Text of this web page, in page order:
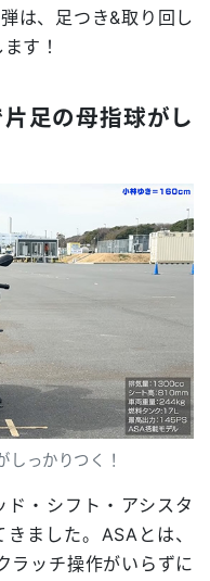
は、足つき&取り回し
す！
足の母指球がし
しっかりつく！
・シフト・アシスタ
ました。ASAとは、
ラッチ操作がいらずに